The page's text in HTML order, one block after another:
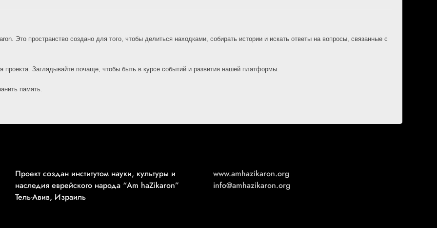
Это пространство создано для того, чтобы делиться находками, собирать истории и искать ответы на вопросы, связанные с
проекта. Заглядывайте почаще, чтобы быть в курсе событий и развития нашей платформы.
память.
Проект создан институтом науки, культуры и
наследия еврейского народа “Am haZikaron”
Тель-Авив, Израиль
www.amhazikaron.org
info@amhazikaron.org